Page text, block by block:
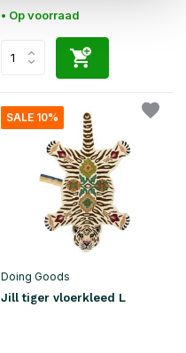
• Op voorraad
SALE 10%
Doing Goods
Jill tiger vloerkleed L